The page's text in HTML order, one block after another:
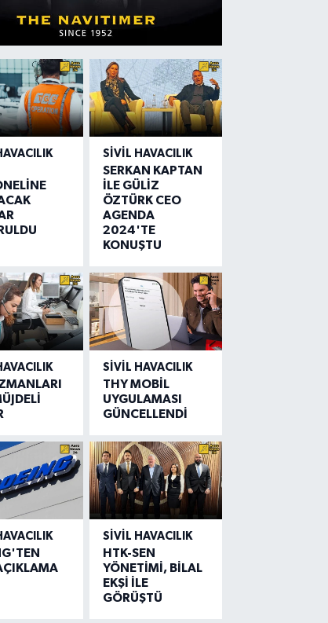
SIVIL HAVACILIK
SERKAN KAPTAN
İLE GÜLİZ
ÖZTÜRK CEO
AGENDA
2024'TE
KONUŞTU
SIVIL HAVACILIK
THY MOBİL
UYGULAMASI
GÜNCELLENDİ
SIVIL HAVACILIK
HTK-SEN
YÖNETİMİ, BİLAL
EKŞİ İLE
GÖRÜŞTÜ